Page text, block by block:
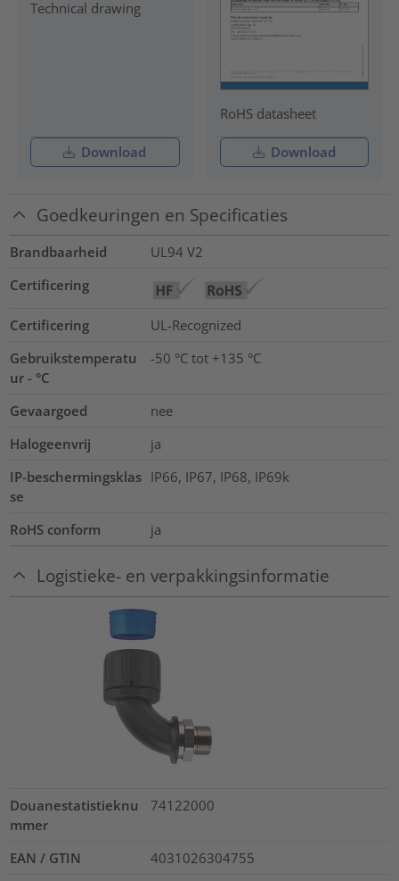
Technical drawing
Download
RoHS datasheet
Download
Goedkeuringen en Specificaties
Brandbaarheid
UL94 V2
Certificering
Certificering
UL-Recognized
Gebruikstemperatu
ur - °C
-50 °C tot +135 °C
Gevaargoed
nee
Halogeenvrij
ja
IP-beschermingsklas
se
IP66, IP67, IP68, IP69k
RoHS conform ja
Logistieke- en verpakkingsinformatie
Douanestatistieknu
mmer
74122000
EAN / GTIN
4031026304755